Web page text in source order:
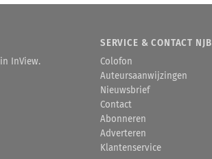
InView.
SERVICE & CONTACT NJB
Colofon
Auteursaanwijzingen
Nieuwsbrief
Contact
Abonneren
Adverteren
Klantenservice